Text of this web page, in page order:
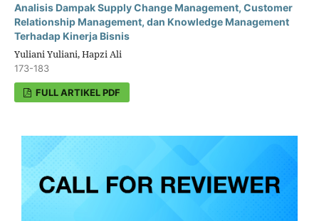
Analisis Dampak Supply Change Management, Customer
Relationship Management, dan Knowledge Management
Terhadap Kinerja Bisnis
Yuliani Yuliani, Hapzi Ali
173-183
FULL ARTIKEL PDF